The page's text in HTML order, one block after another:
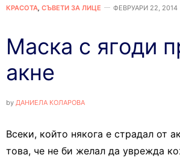
КРАСОТА, СЪВЕТИ ЗА ЛИЦЕ ФЕВРУАРИ 22, 2014
Маска с ягоди
акне
by ДАНИЕЛА КОЛАРОВА
Всеки, който някога е страдал от
това, че не би желал да уврежда